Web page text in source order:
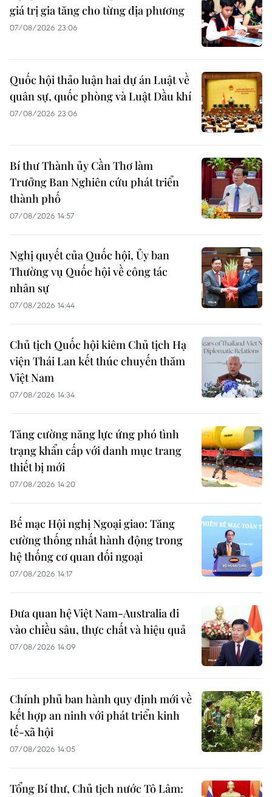
giá trị gia tăng cho từng địa phương
07/08/2026 23:06
Quốc hội thảo luận hai dự án Luật về
quân sự, quốc phòng và Luật Dầu khí
07/08/2026 23:06
Bí thư Thành ủy Cần Thơ làm
Trưởng Ban Nghiên cứu phát triển
thành phố
07/08/2026 14:57
Nghị quyết của Quốc hội, Ủy ban
Thường vụ Quốc hội về công tác
nhân sự
07/08/2026 14:44
Chủ tịch Quốc hội kiêm Chủ tịch Hạ
viện Thái Lan kết thúc chuyến thăm
Việt Nam
07/08/2026 14:34
Tăng cường năng lực ứng phó tình
trạng khẩn cấp với danh mục trang
thiết bị mới
07/08/2026 14:20
Bế mạc Hội nghị Ngoại giao: Tăng
cường thống nhất hành động trong
hệ thống cơ quan đối ngoại
07/08/2026 14:17
Đưa quan hệ Việt Nam-Australia đi
vào chiều sâu, thực chất và hiệu quả
07/08/2026 14:09
Chính phủ ban hành quy định mới về
kết hợp an ninh với phát triển kinh
tế-xã hội
07/08/2026 14:05
Tổng Bí thư, Chủ tịch nước Tô Lâm: